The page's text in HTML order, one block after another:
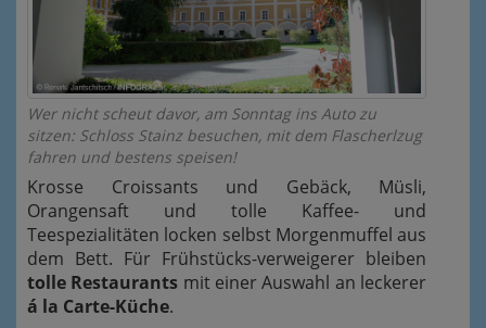
Wer nicht scheut davor, am Sonntag ins Auto zu
sitzen: Schloss Stainz besuchen, mit dem Flascherlzug
fahren und bestens speisen!
Krosse Croissants und Gebäck, Müsli,
Orangensaft und tolle Kaffee- und
Teespezialitäten locken selbst Morgenmuffel aus
dem Bett. Für Frühstücks-verweigerer bleiben
tolle Restaurants mit einer Auswahl an leckerer
á la Carte-Küche.